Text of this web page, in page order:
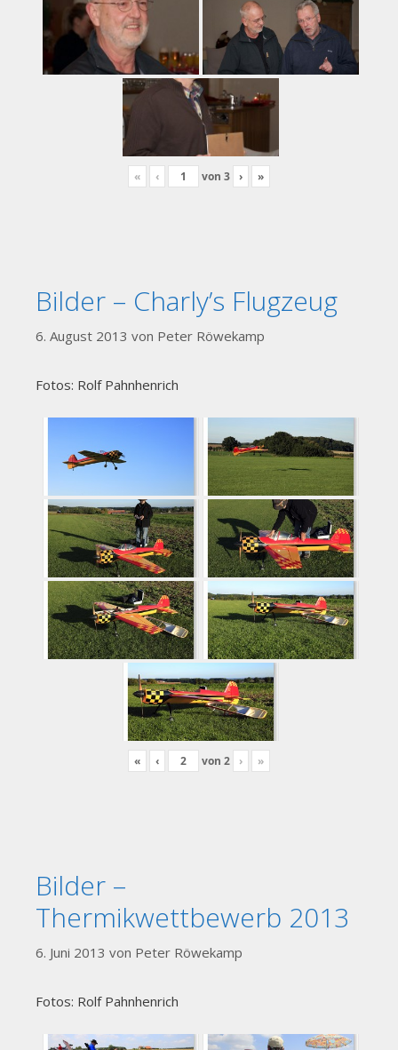
« ‹ von 3 › »
Bilder – Charly’s Flugzeug
6. August 2013 von Peter Röwekamp
Fotos: Rolf Pahnhenrich
« ‹ von 2 › »
Bilder –
Thermikwettbewerb 2013
6. Juni 2013 von Peter Röwekamp
Fotos: Rolf Pahnhenrich